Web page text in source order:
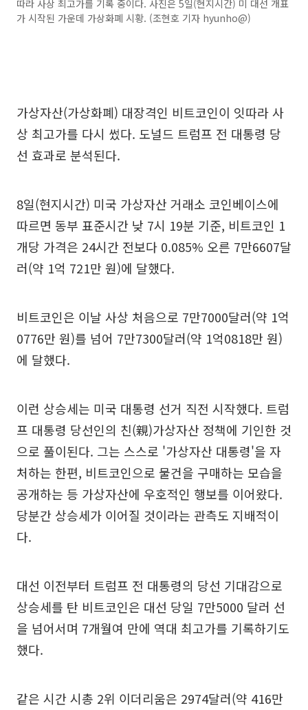
따라 사상 최고가를 기록 중이다. 사진은 5일(현지시간) 미 대선 개표
가 시작된 가운데 가상화폐 시황. (조현호 기자 hyunho@)
가상자산(가상화폐) 대장격인 비트코인이 잇따라 사
상 최고가를 다시 썼다. 도널드 트럼프 전 대통령 당
선 효과로 분석된다.
8일(현지시간) 미국 가상자산 거래소 코인베이스에
따르면 동부 표준시간 낮 7시 19분 기준, 비트코인 1
개당 가격은 24시간 전보다 0.085% 오른 7만6607달
러(약 1억 721만 원)에 달했다.
비트코인은 이날 사상 처음으로 7만7000달러(약 1억
0776만 원)를 넘어 7만7300달러(약 1억0818만 원)
에 달했다.
이런 상승세는 미국 대통령 선거 직전 시작했다. 트럼
프 대통령 당선인의 친(親)가상자산 정책에 기인한 것
으로 풀이된다. 그는 스스로 '가상자산 대통령'을 자
처하는 한편, 비트코인으로 물건을 구매하는 모습을
공개하는 등 가상자산에 우호적인 행보를 이어왔다.
당분간 상승세가 이어질 것이라는 관측도 지배적이
다.
대선 이전부터 트럼프 전 대통령의 당선 기대감으로
상승세를 탄 비트코인은 대선 당일 7만5000 달러 선
을 넘어서며 7개월여 만에 역대 최고가를 기록하기도
했다.
같은 시간 시총 2위 이더리움은 2974달러(약 416만